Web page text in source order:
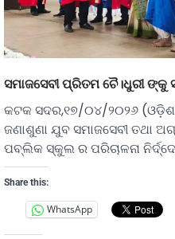
ସମାଜସେବୀ ପ୍ରିତମ ଚୈ।ଧୁରୀ
କଟକ ସଦର,୧୭/୦୪/୨୦୨୬
ଜଣାଶୁଣା ଯୁବ ସମାଜସେବୀ ତଥା
ପବ୍ଲିକ ସ୍କୁଲ ର ପରିଚାଳନା
Share this:
WhatsApp